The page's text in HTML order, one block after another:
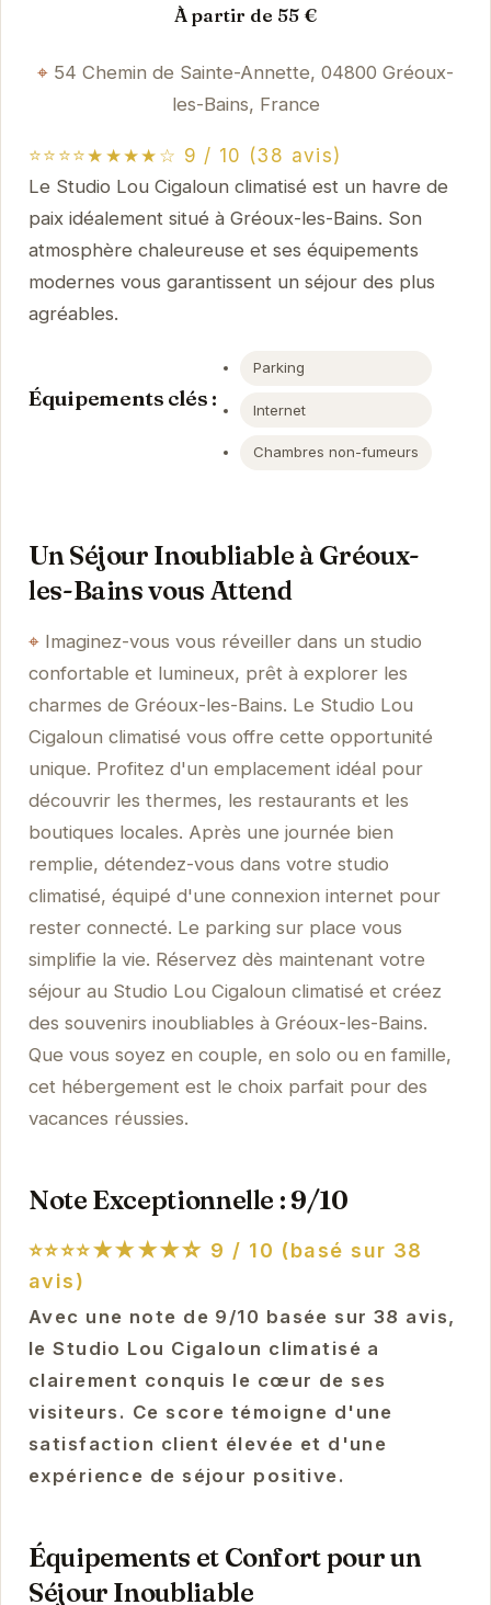
À partir de 55 €
54 Chemin de Sainte-Annette, 04800 Gréoux-
les-Bains, France
⭐⭐⭐⭐★★★★☆ 9 / 10 (38 avis)
Le Studio Lou Cigaloun climatisé est un havre de
paix idéalement situé à Gréoux-les-Bains. Son
atmosphère chaleureuse et ses équipements
modernes vous garantissent un séjour des plus
agréables.
Équipements clés :
Parking
Internet
Chambres non-fumeurs
Un Séjour Inoubliable à Gréoux-
les-Bains vous Attend
Imaginez-vous vous réveiller dans un studio
confortable et lumineux, prêt à explorer les
charmes de Gréoux-les-Bains. Le Studio Lou
Cigaloun climatisé vous offre cette opportunité
unique. Profitez d'un emplacement idéal pour
découvrir les thermes, les restaurants et les
boutiques locales. Après une journée bien
remplie, détendez-vous dans votre studio
climatisé, équipé d'une connexion internet pour
rester connecté. Le parking sur place vous
simplifie la vie. Réservez dès maintenant votre
séjour au Studio Lou Cigaloun climatisé et créez
des souvenirs inoubliables à Gréoux-les-Bains.
Que vous soyez en couple, en solo ou en famille,
cet hébergement est le choix parfait pour des
vacances réussies.
Note Exceptionnelle : 9/10
⭐⭐⭐⭐★★★★☆ 9 / 10 (basé sur 38
avis)
Avec une note de 9/10 basée sur 38 avis,
le Studio Lou Cigaloun climatisé a
clairement conquis le cœur de ses
visiteurs. Ce score témoigne d'une
satisfaction client élevée et d'une
expérience de séjour positive.
Équipements et Confort pour un
Séjour Inoubliable